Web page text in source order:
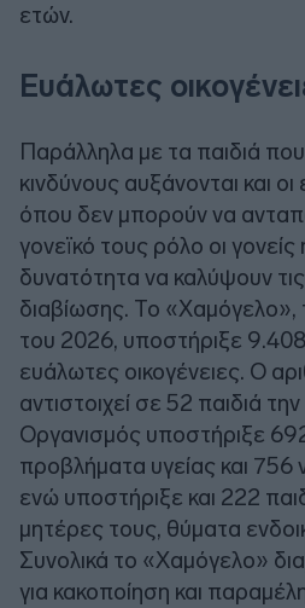
ετών.
Ευάλωτες
Παράλληλα με τα παιδιά
κινδύνους αυξάνονται και
όπου δεν μπορούν να
γονεϊκό τους ρόλο οι
δυνατότητα να καλύψουν
διαβίωσης. Το
του 2026, υποστήριξε
ευάλωτες οικογένειες. Ο
αντιστοιχεί σε 52 παιδιά
Οργανισμός υποστήριξε
προβλήματα υγείας και 756
ενώ υποστήριξε και 222
μητέρες τους, θύματα
Συνολικά το «Χαμόγελο»
για κακοποίηση και